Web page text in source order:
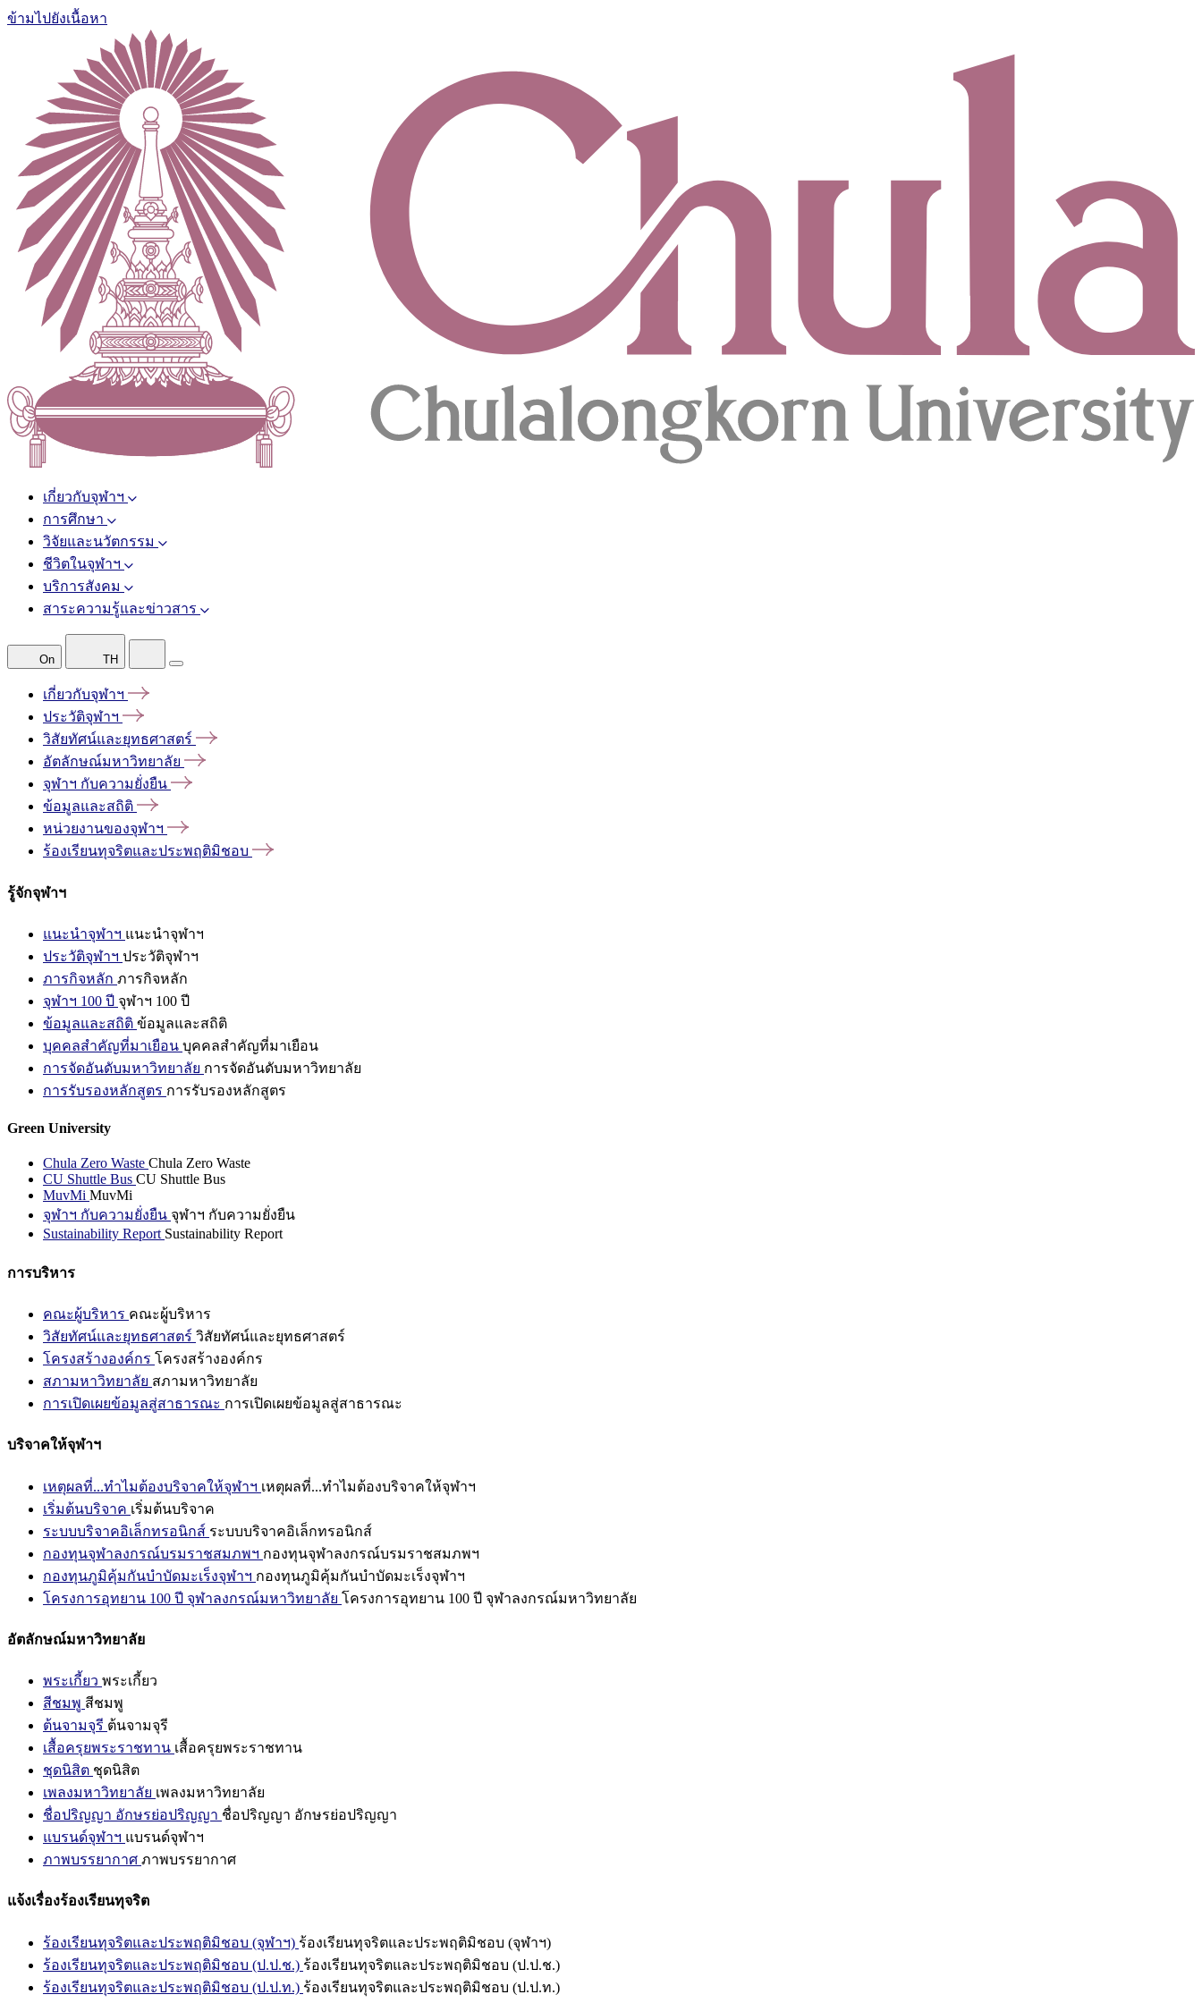
ข้ามไปยังเนื้อหา
เกี่ยวกับจุฬาฯ
การศึกษา
วิจัยและนวัตกรรม
ชีวิตในจุฬาฯ
บริการสังคม
สาระความรู้และข่าวสาร
On TH
เกี่ยวกับจุฬาฯ
ประวัติจุฬาฯ
วิสัยทัศน์และยุทธศาสตร์
อัตลักษณ์มหาวิทยาลัย
จุฬาฯ กับความยั่งยืน
ข้อมูลและสถิติ
หน่วยงานของจุฬาฯ
ร้องเรียนทุจริตและประพฤติมิชอบ
รู้จักจุฬาฯ
แนะนำจุฬาฯ แนะนำจุฬาฯ
ประวัติจุฬาฯ ประวัติจุฬาฯ
ภารกิจหลัก ภารกิจหลัก
จุฬาฯ 100 ปี จุฬาฯ 100 ปี
ข้อมูลและสถิติ ข้อมูลและสถิติ
บุคคลสำคัญที่มาเยือน บุคคลสำคัญที่มาเยือน
การจัดอันดับมหาวิทยาลัย การจัดอันดับมหาวิทยาลัย
การรับรองหลักสูตร การรับรองหลักสูตร
Green University
Chula Zero Waste Chula Zero Waste
CU Shuttle Bus CU Shuttle Bus
MuvMi MuvMi
จุฬาฯ กับความยั่งยืน จุฬาฯ กับความยั่งยืน
Sustainability Report Sustainability Report
การบริหาร
คณะผู้บริหาร คณะผู้บริหาร
วิสัยทัศน์และยุทธศาสตร์ วิสัยทัศน์และยุทธศาสตร์
โครงสร้างองค์กร โครงสร้างองค์กร
สภามหาวิทยาลัย สภามหาวิทยาลัย
การเปิดเผยข้อมูลสู่สาธารณะ การเปิดเผยข้อมูลสู่สาธารณะ
บริจาคให้จุฬาฯ
เหตุผลที่...ทำไมต้องบริจาคให้จุฬาฯ เหตุผลที่...ทำไมต้องบริจาคให้จุฬาฯ
เริ่มต้นบริจาค เริ่มต้นบริจาค
ระบบบริจาคอิเล็กทรอนิกส์ ระบบบริจาคอิเล็กทรอนิกส์
กองทุนจุฬาลงกรณ์บรมราชสมภพฯ กองทุนจุฬาลงกรณ์บรมราชสมภพฯ
กองทุนภูมิคุ้มกันบำบัดมะเร็งจุฬาฯ กองทุนภูมิคุ้มกันบำบัดมะเร็งจุฬาฯ
โครงการอุทยาน 100 ปี จุฬาลงกรณ์มหาวิทยาลัย โครงการอุทยาน 100 ปี จุฬาลงกรณ์มหาวิทยาลัย
อัตลักษณ์มหาวิทยาลัย
พระเกี้ยว พระเกี้ยว
สีชมพู สีชมพู
ต้นจามจุรี ต้นจามจุรี
เสื้อครุยพระราชทาน เสื้อครุยพระราชทาน
ชุดนิสิต ชุดนิสิต
เพลงมหาวิทยาลัย เพลงมหาวิทยาลัย
ชื่อปริญญา อักษรย่อปริญญา ชื่อปริญญา อักษรย่อปริญญา
แบรนด์จุฬาฯ แบรนด์จุฬาฯ
ภาพบรรยากาศ ภาพบรรยากาศ
แจ้งเรื่องร้องเรียนทุจริต
ร้องเรียนทุจริตและประพฤติมิชอบ (จุฬาฯ) ร้องเรียนทุจริตและประพฤติมิชอบ (จุฬาฯ)
ร้องเรียนทุจริตและประพฤติมิชอบ (ป.ป.ช.) ร้องเรียนทุจริตและประพฤติมิชอบ (ป.ป.ช.)
ร้องเรียนทุจริตและประพฤติมิชอบ (ป.ป.ท.) ร้องเรียนทุจริตและประพฤติมิชอบ (ป.ป.ท.)